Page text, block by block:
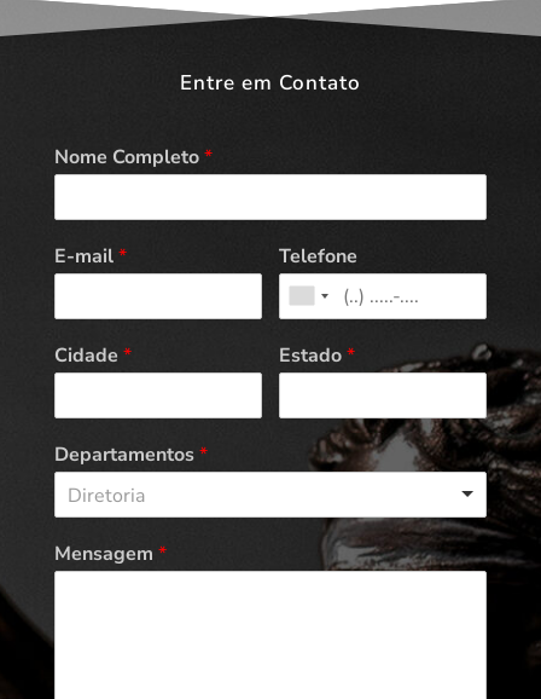
Entre em Contato
Nome Completo*
E-mail* Telefone
Cidade * Estado*
Departamentos*
Diretoria
Mensagem *